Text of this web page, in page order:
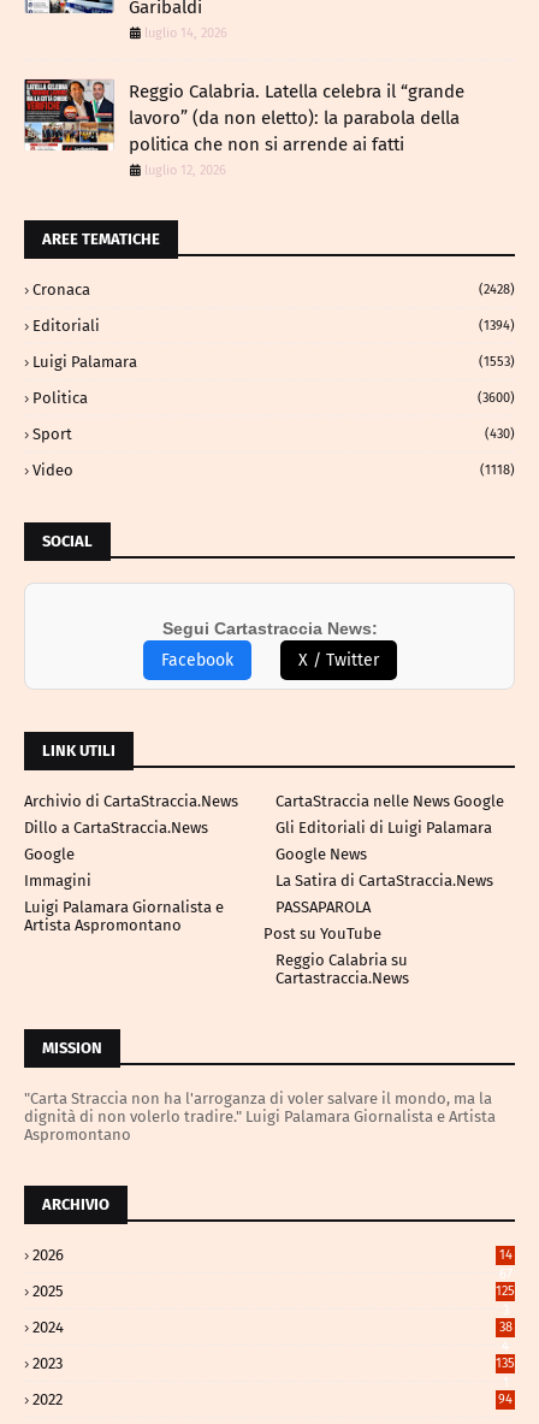
Garibaldi
luglio 14, 2026
Reggio Calabria. Latella celebra il “grande
lavoro” (da non eletto): la parabola della
politica che non si arrende ai fatti
luglio 12, 2026
AREE TEMATICHE
Cronaca (2428)
Editoriali (1394)
Luigi Palamara (1553)
Politica (3600)
Sport (430)
Video (1118)
SOCIAL
Segui Cartastraccia News:
Facebook X / Twitter
LINK UTILI
Archivio di CartaStraccia.News
CartaStraccia nelle News Google
Dillo a CartaStraccia.News
Gli Editoriali di Luigi Palamara
Google
Google News
Immagini
La Satira di CartaStraccia.News
Luigi Palamara Giornalista e
Artista Aspromontano
PASSAPAROLA
Post su YouTube
Reggio Calabria su
Cartastraccia.News
MISSION
"Carta Straccia non ha l'arroganza di voler salvare il mondo, ma la
dignità di non volerlo tradire." Luigi Palamara Giornalista e Artista
Aspromontano
ARCHIVIO
2026
14
67
2025
125
3
2024
38
4
2023
135
1
2022 94